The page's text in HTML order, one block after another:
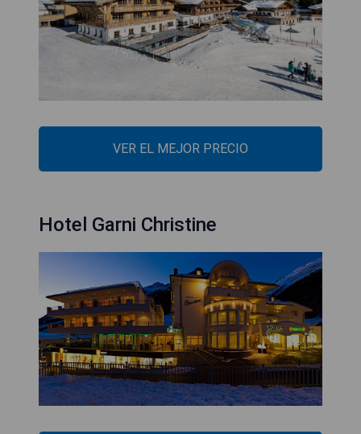
VER EL MEJOR PRECIO
Hotel Garni Christine